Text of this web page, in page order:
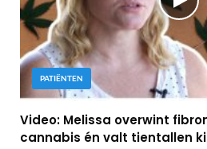
PATIËNTEN
Video: Melissa overwint
cannabis én valt tientallen